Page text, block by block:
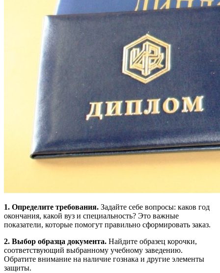
1. Определите требования. Задайте себе вопросы: каков год
окончания, какой вуз и специальность? Это важные
показатели, которые помогут правильно сформировать заказ.
2. Выбор образца документа. Найдите образец корочки,
соответствующий выбранному учебному заведению.
Обратите внимание на наличие гознака и другие элементы
защиты.